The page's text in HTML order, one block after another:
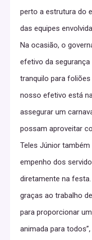
perto a estrutura do
das equipes
Na ocasião, o
efetivo da segurança
tranquilo para foliões
nosso efetivo está
assegurar um
possam aproveitar
Teles Júnior
empenho dos
diretamente na
graças ao trabalho
para proporcionar
animada para